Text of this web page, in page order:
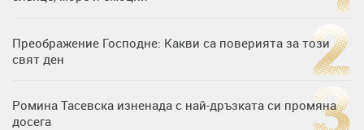
Преображение Господне: Какви са поверията за този
свят ден
Ромина Тасевска изненада с най-дръзката си промяна
досега